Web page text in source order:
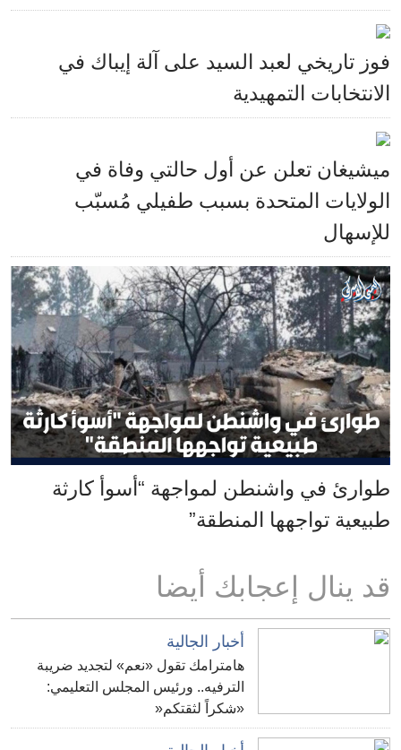
فوز تاريخي لعبد السيد على آلة إيباك في
الانتخابات التمهيدية
ميشيغان تعلن عن أول حالتي وفاة في
الولايات المتحدة بسبب طفيلي مُسبّب
للإسهال
طوارئ في واشنطن لمواجهة “أسوأ كارثة
طبيعية تواجهها المنطقة”
قد ينال إعجابك أيضا
أخبار الجالية
هامترامك تقول «نعم» لتجديد ضريبة
الترفيه.. ورئيس المجلس التعليمي:
«شكراً لثقتكم«